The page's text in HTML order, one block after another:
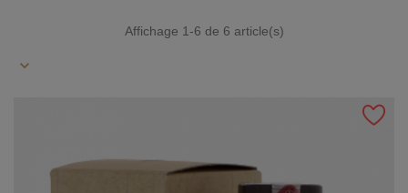
Affichage 1-6 de 6 article(s)